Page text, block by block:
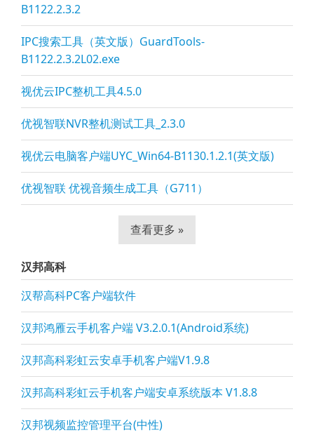
B1122.2.3.2
IPC搜索工具（英文版）GuardTools-
B1122.2.3.2L02.exe
视优云IPC整机工具4.5.0
优视智联NVR整机测试工具_2.3.0
视优云电脑客户端UYC_Win64-B1130.1.2.1(英文版)
优视智联 优视音频生成工具（G711）
查看更多 »
汉邦高科
汉帮高科PC客户端软件
汉邦鸿雁云手机客户端 V3.2.0.1(Android系统)
汉邦高科彩虹云安卓手机客户端V1.9.8
汉邦高科彩虹云手机客户端安卓系统版本 V1.8.8
汉邦视频监控管理平台(中性)